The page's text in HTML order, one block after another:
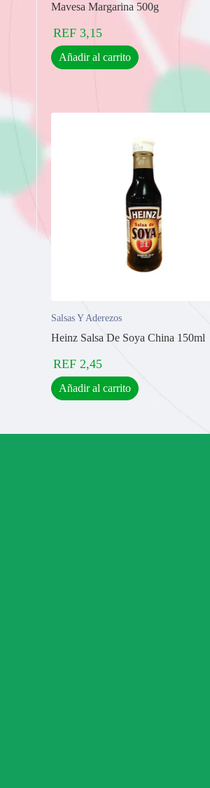
Mavesa Margarina 500g
REF 3,15
Añadir al carrito
Salsas Y Aderezos
Heinz Salsa De Soya China 150ml
REF 2,45
Añadir al carrito